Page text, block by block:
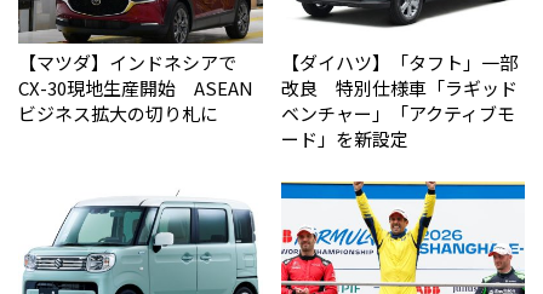
【マツダ】インドネシアで
CX-30現地生産開始 ASEAN
ビジネス拡大の切り札に
【ダイハツ】「タフト」一部
改良 特別仕様車「ラギッド
ベンチャー」「アクティブモ
ード」を新設定